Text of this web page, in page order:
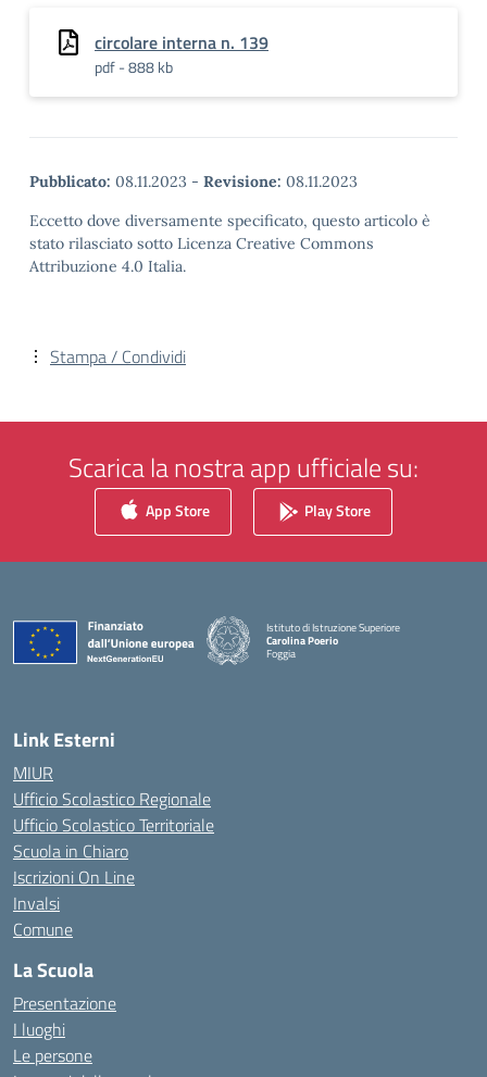
circolare interna n. 139
pdf - 888 kb
Pubblicato: 08.11.2023 - Revisione: 08.11.2023
Eccetto dove diversamente specificato, questo articolo è
stato rilasciato sotto Licenza Creative Commons
Attribuzione 4.0 Italia.
Stampa / Condividi
Scarica la nostra app ufficiale su:
App Store Play Store
Istituto di Istruzione Superiore
Carolina Poerio
Foggia
— Visita la pagina iniziale della scuola
Link Esterni
MIUR
Ufficio Scolastico Regionale
Ufficio Scolastico Territoriale
Scuola in Chiaro
Iscrizioni On Line
Invalsi
Comune
La Scuola
Presentazione
I luoghi
Le persone